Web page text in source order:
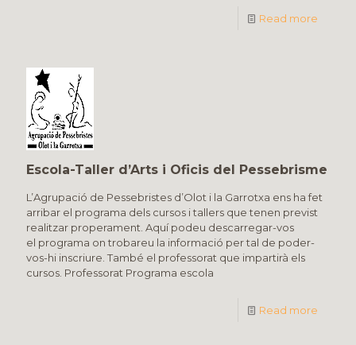
Read more
Escola-Taller d’Arts i Oficis del Pessebrisme
L’Agrupació de Pessebristes d’Olot i la Garrotxa ens ha fet
arribar el programa dels cursos i tallers que tenen previst
realitzar properament. Aquí podeu descarregar-vos
el programa on trobareu la informació per tal de poder-
vos-hi inscriure. També el professorat que impartirà els
cursos. Professorat Programa escola
Read more